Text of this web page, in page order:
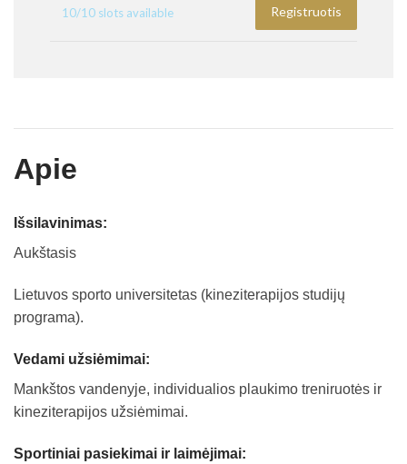
10/10slots available Registruotis
Apie
Išsilavinimas:
Aukštasis
Lietuvos sporto universitetas (kineziterapijos studijų
programa).
Vedami užsiėmimai:
Mankštos vandenyje, individualios plaukimo treniruotės ir
kineziterapijos užsiėmimai.
Sportiniai pasiekimai ir laimėjimai: